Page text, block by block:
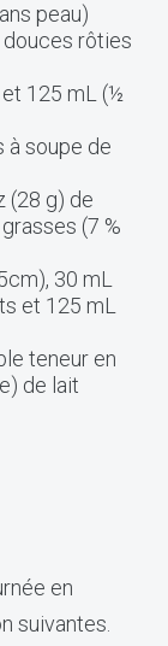
peau)
rôties
125 mL (½
à soupe de
(28 g) de
(7 %
30 mL
et 125 mL
teneur en
de lait
en
suivantes.